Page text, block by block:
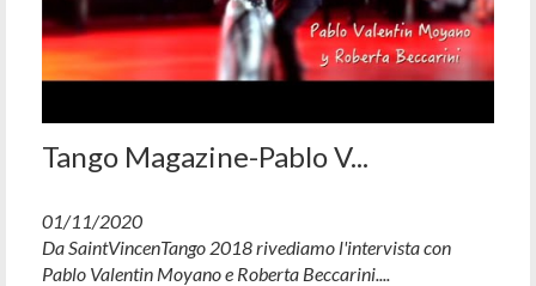
Tango Magazine-Pablo V...
01/11/2020
Da SaintVincenTango 2018 rivediamo l'intervista con
Pablo Valentin Moyano e Roberta Beccarini....